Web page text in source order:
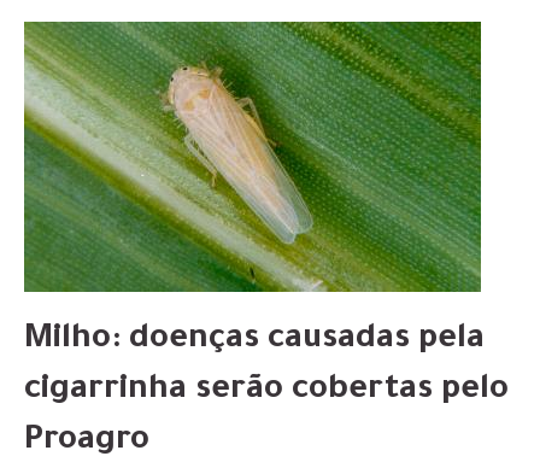
Milho: doenças causadas pela
cigarrinha serão cobertas pelo
Proagro